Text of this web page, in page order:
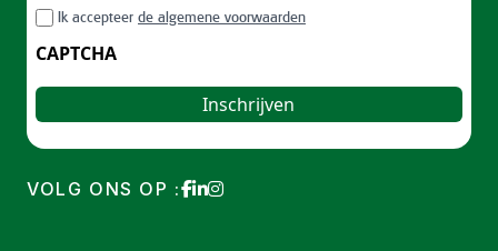
/
Postal
RGPDIk accepteer de algemene voorwaarden
CAPTCHA
VOLG ONS OP :